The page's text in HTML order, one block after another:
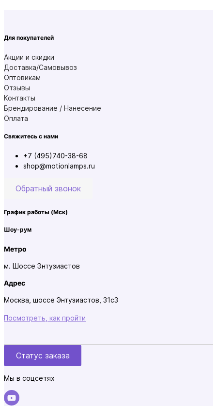
Для покупателей
Акции и скидки
Доставка/Самовывоз
Оптовикам
Отзывы
Контакты
Брендирование / Нанесение
Оплата
Свяжитесь с нами
+7 (495)740-38-68
shop@motionlamps.ru
Обратный звонок
График работы (Мск)
Шоу-рум
Метро
м. Шоссе Энтузиастов
Адрес
Москва, шоссе Энтузиастов, 31с3
Посмотреть, как пройти
Статус заказа
Мы в соцсетях